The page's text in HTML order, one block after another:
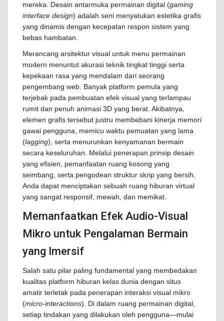
mereka. Desain antarmuka permainan digital (gaming
interface design) adalah seni menyatukan estetika grafis
yang dinamis dengan kecepatan respon sistem yang
bebas hambatan.
Merancang arsitektur visual untuk menu permainan
modern menuntut akurasi teknik tingkat tinggi serta
kepekaan rasa yang mendalam dari seorang
pengembang web. Banyak platform pemula yang
terjebak pada pembuatan efek visual yang terlampau
rumit dan penuh animasi 3D yang berat. Akibatnya,
elemen grafis tersebut justru membebani kinerja memori
gawai pengguna, memicu waktu pemuatan yang lama
(lagging), serta menurunkan kenyamanan bermain
secara keseluruhan. Melalui penerapan prinsip desain
yang efisien, pemanfaatan ruang kosong yang
seimbang, serta pengodean struktur skrip yang bersih,
Anda dapat menciptakan sebuah ruang hiburan virtual
yang sangat responsif, mewah, dan memikat.
Memanfaatkan Efek Audio-Visual
Mikro untuk Pengalaman Bermain
yang Imersif
Salah satu pilar paling fundamental yang membedakan
kualitas platform hiburan kelas dunia dengan situs
amatir terletak pada penerapan interaksi visual mikro
(micro-interactions). Di dalam ruang permainan digital,
setiap tindakan yang dilakukan oleh pengguna—mulai